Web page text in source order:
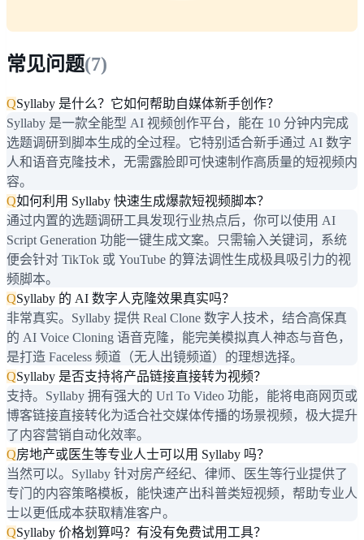
常见问题(7)
QSyllaby 是什么？它如何帮助自媒体新手创作？
Syllaby 是一款全能型 AI 视频创作平台，能在 10 分钟内完成
选题调研到脚本生成的全过程。它特别适合新手通过 AI 数字
人和语音克隆技术，无需露脸即可快速制作高质量的短视频内
容。
Q如何利用 Syllaby 快速生成爆款短视频脚本？
通过内置的选题调研工具发现行业热点后，你可以使用 AI
Script Generation 功能一键生成文案。只需输入关键词，系统
便会针对 TikTok 或 YouTube 的算法调性生成极具吸引力的视
频脚本。
QSyllaby 的 AI 数字人克隆效果真实吗？
非常真实。Syllaby 提供 Real Clone 数字人技术，结合高保真
的 AI Voice Cloning 语音克隆，能完美模拟真人神态与音色，
是打造 Faceless 频道（无人出镜频道）的理想选择。
QSyllaby 是否支持将产品链接直接转为视频？
支持。Syllaby 拥有强大的 Url To Video 功能，能将电商网页或
博客链接直接转化为适合社交媒体传播的场景视频，极大提升
了内容营销自动化效率。
Q房地产或医生等专业人士可以用 Syllaby 吗？
当然可以。Syllaby 针对房产经纪、律师、医生等行业提供了
专门的内容策略模板，能快速产出科普类短视频，帮助专业人
士以更低成本获取精准客户。
QSyllaby 价格划算吗？有没有免费试用工具？